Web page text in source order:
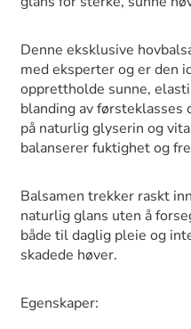
Denne eksklusive
med eksperter og er den
opprettholde sunne,
blanding av
på naturlig glyserin og
balanserer fuktighet og
Balsamen trekker raskt
naturlig glans uten å
både til daglig pleie og
skadede høver.
Egenskaper: